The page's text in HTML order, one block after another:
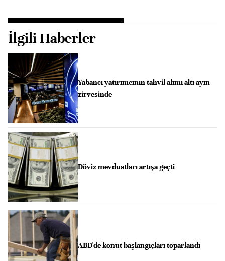
İlgili Haberler
Yabancı yatırımcının tahvil alımı altı ayın
zirvesinde
Döviz mevduatları artışa geçti
ABD'de konut başlangıçları toparlandı